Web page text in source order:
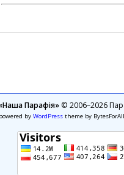
Парафія»© 2006–2026
by WordPresstheme by